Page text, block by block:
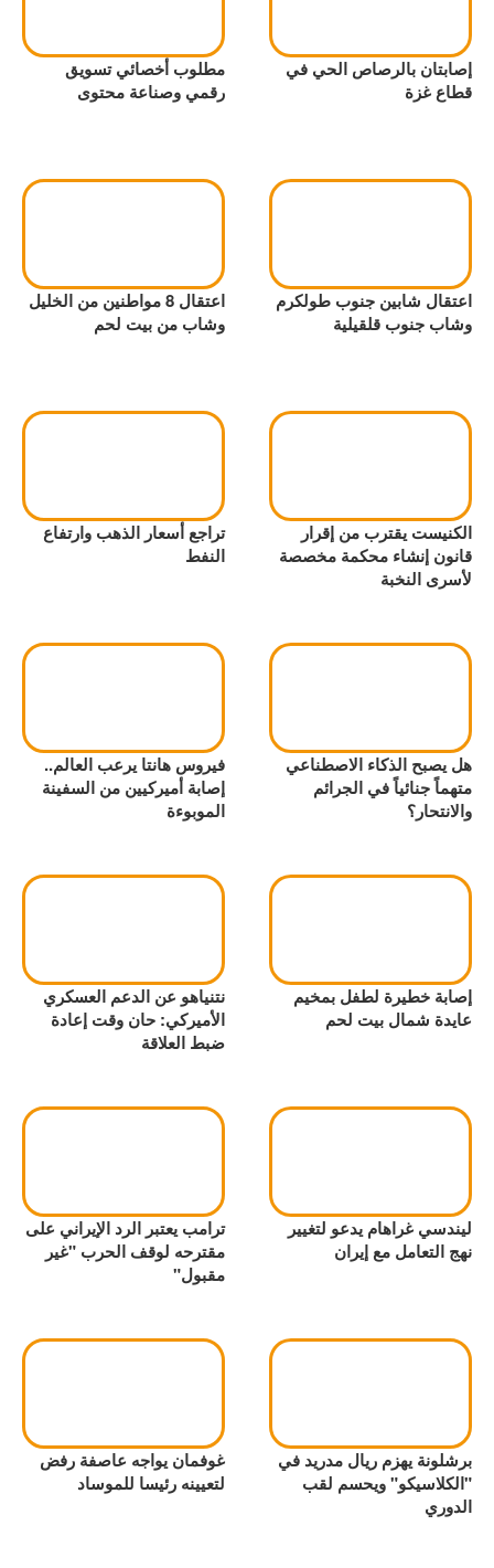
إصابتان بالرصاص الحي في
قطاع غزة
مطلوب أخصائي تسويق
رقمي وصناعة محتوى
اعتقال شابين جنوب طولكرم
وشاب جنوب قلقيلية
اعتقال 8 مواطنين من الخليل
وشاب من بيت لحم
الكنيست يقترب من إقرار
قانون إنشاء محكمة مخصصة
لأسرى النخبة
تراجع أسعار الذهب وارتفاع
النفط
هل يصبح الذكاء الاصطناعي
متهماً جنائياً في الجرائم
والانتحار؟
فيروس هانتا يرعب العالم..
إصابة أميركيين من السفينة
الموبوءة
إصابة خطيرة لطفل بمخيم
عايدة شمال بيت لحم
نتنياهو عن الدعم العسكري
الأميركي: حان وقت إعادة
ضبط العلاقة
ليندسي غراهام يدعو لتغيير
نهج التعامل مع إيران
ترامب يعتبر الرد الإيراني على
مقترحه لوقف الحرب "غير
مقبول"
برشلونة يهزم ريال مدريد في
"الكلاسيكو" ويحسم لقب
الدوري
غوفمان يواجه عاصفة رفض
لتعيينه رئيسا للموساد